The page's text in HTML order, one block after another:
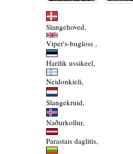
Slangehoved,
Viper's-bugloss ,
Harilik ussikeel,
Neidonkieli,
Slangekruid,
Naðurkollur,
Parastais daglitis,